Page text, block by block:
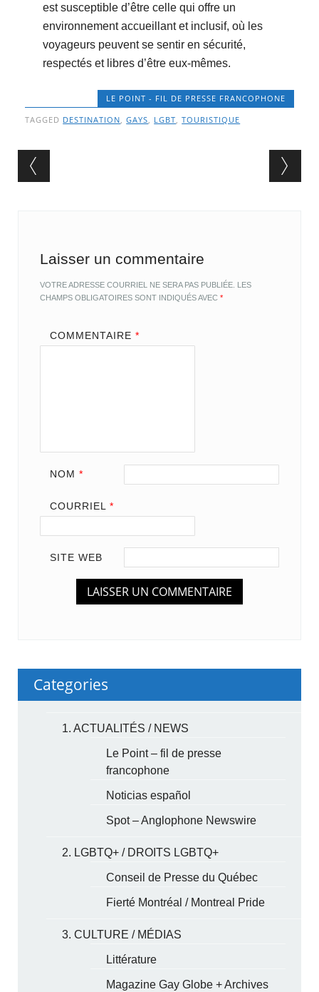
est susceptible d’être celle qui offre un
environnement accueillant et inclusif, où les
voyageurs peuvent se sentir en sécurité,
respectés et libres d’être eux-mêmes.
LE POINT - FIL DE PRESSE FRANCOPHONE
TAGGED DESTINATION ,GAYS LGBT ,TOURISTIQUE
Post navigation
Laisser un commentaire
VOTRE ADRESSE COURRIEL NE SERA PAS PUBLIÉE. LES
CHAMPS OBLIGATOIRES SONT INDIQUÉS AVEC*
COMMENTAIRE *
NOM *
COURRIEL *
SITE WEB
Categories
1. ACTUALITÉS / NEWS
Le Point – fil de presse
francophone
Noticias español
Spot – Anglophone Newswire
2. LGBTQ+ / DROITS LGBTQ+
Conseil de Presse du Québec
Fierté Montréal / Montreal Pride
3. CULTURE / MÉDIAS
Littérature
Magazine Gay Globe + Archives